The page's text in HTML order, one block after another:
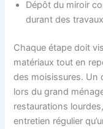
Dépôt du miroir
durant des
Chaque étape doit
matériaux tout en
des moisissures. Un
lors du grand
restaurations
entretien régulier